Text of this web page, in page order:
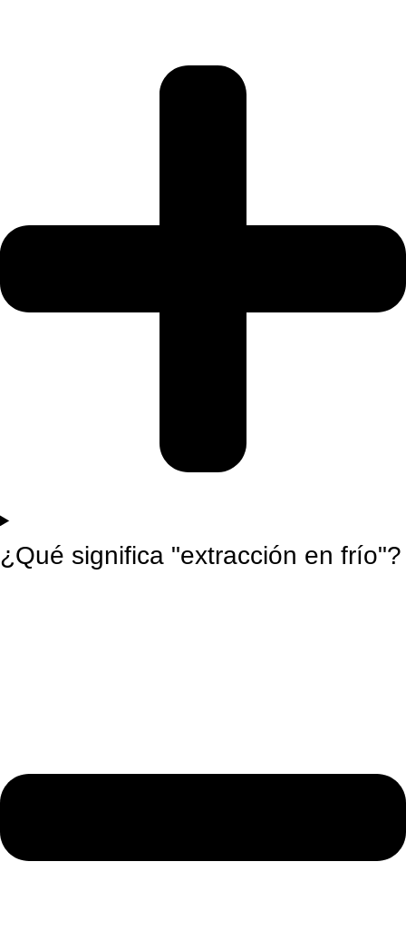
¿Qué significa "extracción en frío"?